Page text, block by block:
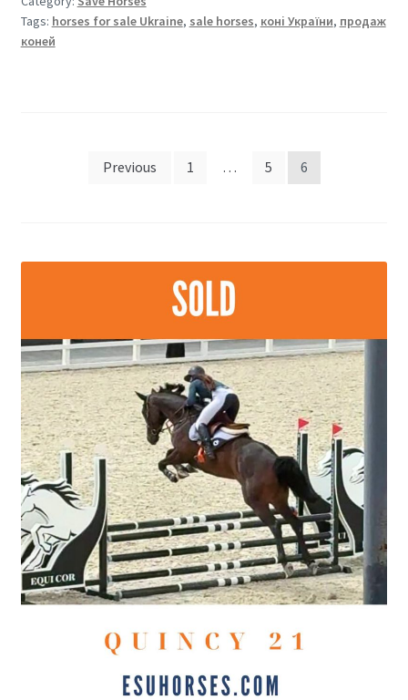
Tags: horses for sale Ukraine, sale horses, коні України, продаж
коней
Previous 1 … 5 6